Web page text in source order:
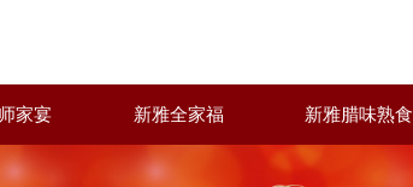
家宴 新雅全家福 新雅腊味熟食